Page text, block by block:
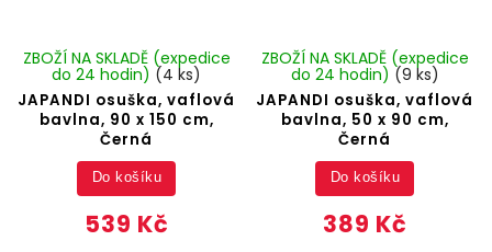
JAPANDI osuška, vaflová
bavlna, 90 x 150 cm,
Černá
ZBOŽÍ NA SKLADĚ (expedice
do 24 hodin) (4 ks)
539 Kč
Do košíku
JAPANDI osuška, vaflová
bavlna, 50 x 90 cm,
Černá
ZBOŽÍ NA SKLADĚ (expedice
do 24 hodin) (9 ks)
389 Kč
Do košíku